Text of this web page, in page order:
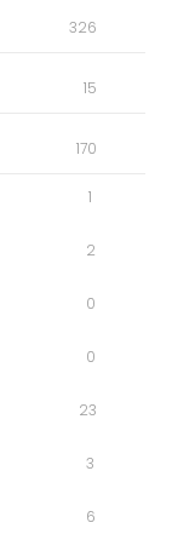
326
15
170
1
2
0
0
23
3
6